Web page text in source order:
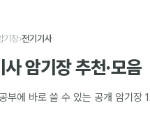
기장›전기기사
사암기장 추천·모음
공부에 바로 쓸 수 있는 공개 암기장